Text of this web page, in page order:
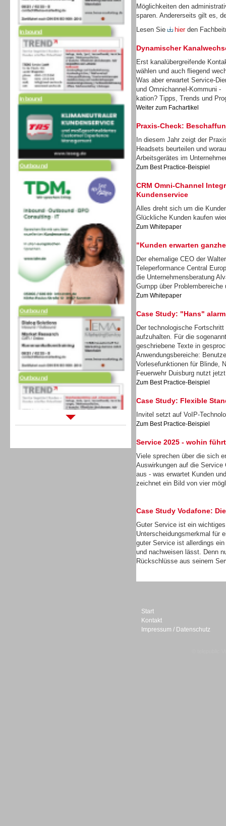
Inbound
Inbound
Outbound
Outbound
Möglichkeiten den
sparen. Andererseits gilt es,
Lesen Sie
hier den
Dynamischer
Erst kanalübergreifende
wählen und auch fliegend
Was aber erwartet Service-
und Omnichannel-Kommuni -
kation? Tipps, Trends und
Weiter zum Fachartikel
Praxis-Check:
In diesem Jahr zeigt der
Headsets beurteilen und
Arbeitsgerätes im
Zum Best Practice-Beispiel
CRM Omni-Channel
Kundenservice
Alles dreht sich um die
Glückliche Kunden kaufen
Zum Whitepaper
"Kunden erwarten
Der ehemalige CEO der
Teleperformance Central
die Unternehmensberatung
Gumpp über
Zum Whitepaper
Case Study: "Hans"
Der technologische
aufzuhalten. Für die
geschriebene Texte in
Anwendungsbereiche:
Vorlesefunktionen für Blinde,
Feuerwehr Duisburg nutzt
Zum Best Practice-Beispiel
Case Study: Flexible
Invitel setzt auf VoIP-
Zum Best Practice-Beispiel
Service 2025 - wohin
Viele sprechen über die sich
Auswirkungen auf die Service
aus - was erwartet Kunden
zeichnet ein Bild von vier
Case Study Vodafone:
Guter Service ist ein
Unterscheidungsmerkmal für
guter Service ist allerdings
und nachweisen lässt. Denn
Rückschlüsse aus seinem
Start
Kontakt
Impressum / Datenschutz